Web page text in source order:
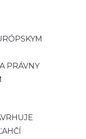
PRÁVNY